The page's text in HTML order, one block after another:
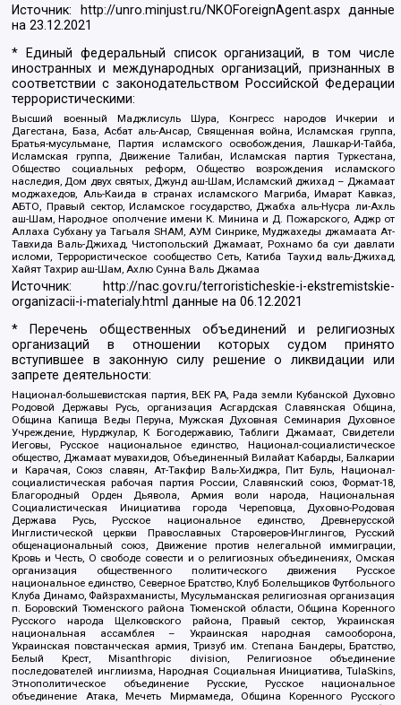
Источник: http://unro.minjust.ru/NKOForeignAgent.aspxданные
на23.12.2021
* Единый федеральный список организаций, в том числе
иностранных и международных организаций, признанных в
соответствии с законодательством Российской Федерации
террористическими:
Высший военный Маджлисуль Шура, Конгресс народов Ичкерии и
Дагестана, База, Асбат аль-Ансар, Священная война, Исламская группа,
Братья-мусульмане, Партия исламского освобождения, Лашкар-И-Тайба,
Исламская группа, Движение Талибан, Исламская партия Туркестана,
Общество социальных реформ, Общество возрождения исламского
наследия, Дом двух святых, Джунд аш-Шам, Исламский джихад – Джамаат
моджахедов, Аль-Каида в странах исламского Магриба, Имарат Кавказ,
АБТО, Правый сектор, Исламское государство, Джабха аль-Нусра ли-Ахль
аш-Шам, Народное ополчение имени К. Минина и Д. Пожарского, Аджр от
Аллаха Субхану уа Тагьаля SHAM, АУМ Синрике, Муджахеды джамаата Ат-
Тавхида Валь-Джихад, Чистопольский Джамаат, Рохнамо ба суи давлати
исломи, Террористическое сообщество Сеть, Катиба Таухид валь-Джихад,
Хайят Тахрир аш-Шам, Ахлю Сунна Валь Джамаа
Источник:
http://nac.gov.ru/terroristicheskie-i-ekstremistskie-
organizacii-i-materialy.html данные на06.12.2021
* Перечень общественных объединений и религиозных
организаций в отношении которых судом принято
вступившее в законную силу решение о ликвидации или
запрете деятельности:
Национал-большевистская партия, ВЕК РА, Рада земли Кубанской Духовно
Родовой Державы Русь, организация Асгардская Славянская Община,
Община Капища Веды Перуна, Мужская Духовная Семинария Духовное
Учреждение, Нурджулар, К Богодержавию, Таблиги Джамаат, Свидетели
Иеговы, Русское национальное единство, Национал-социалистическое
общество, Джамаат мувахидов, Объединенный Вилайат Кабарды, Балкарии
и Карачая, Союз славян, Ат-Такфир Валь-Хиджра, Пит Буль, Национал-
социалистическая рабочая партия России, Славянский союз, Формат-18,
Благородный Орден Дьявола, Армия воли народа, Национальная
Социалистическая Инициатива города Череповца, Духовно-Родовая
Держава Русь, Русское национальное единство, Древнерусской
Инглистической церкви Православных Староверов-Инглингов, Русский
общенациональный союз, Движение против нелегальной иммиграции,
Кровь и Честь, О свободе совести и о религиозных объединениях, Омская
организация общественного политического движения Русское
национальное единство, Северное Братство, Клуб Болельщиков Футбольного
Клуба Динамо, Файзрахманисты, Мусульманская религиозная организация
п. Боровский Тюменского района Тюменской области, Община Коренного
Русского народа Щелковского района, Правый сектор, Украинская
национальная ассамблея – Украинская народная самооборона,
Украинская повстанческая армия, Тризуб им. Степана Бандеры, Братство,
Белый Крест, Misanthropic division, Религиозное объединение
последователей инглиизма, Народная Социальная Инициатива, TulaSkins,
Этнополитическое объединение Русские, Русское национальное
объединение Атака, Мечеть Мирмамеда, Община Коренного Русского